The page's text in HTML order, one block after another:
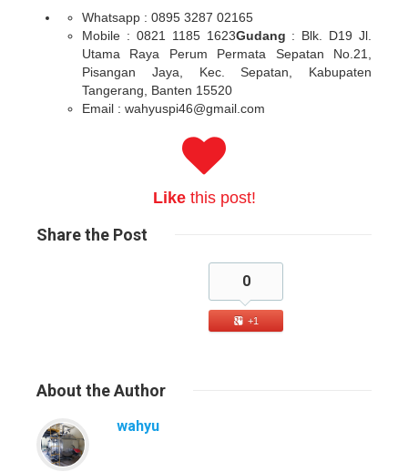
Whatsapp : 0895 3287 02165
Mobile : 0821 1185 1623Gudang : Blk. D19 Jl.
Utama Raya Perum Permata Sepatan No.21,
Pisangan Jaya, Kec. Sepatan, Kabupaten
Tangerang, Banten 15520
Email : wahyuspi46@gmail.com
Likethis post!
Sharethe Post
0
+1
About the Author
wahyu